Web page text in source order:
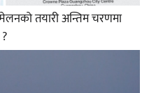
तयारी अन्तिम चरणमा